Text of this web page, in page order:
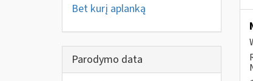
Bet kurį aplanką
Parodymo data